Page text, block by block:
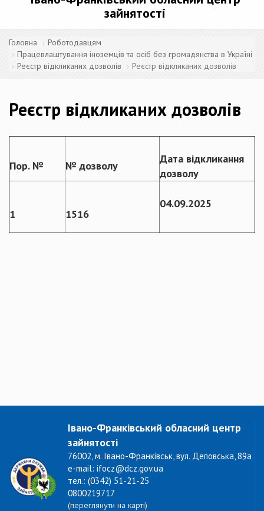
зайнятості
Головна
Роботодавцям
Працевлаштування іноземців та осіб без громадянства в Україні
Реєстр відкликаних дозволів
Реєстр відкликаних дозволів
Реєстр відкликаних дозволів
Пор. № № дозволу
Дата відкликання
дозволу
1 1516
04.09.2025
Івано-Франківський обласний центр
зайнятості
76002, м. Івано-Франківськ, вул. Деповська, 89а
e-mail: ifocz@dcz.gov.ua
тел.: (0342) 51-21-25
0800219717
(переглянути на карті)